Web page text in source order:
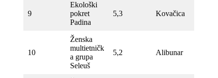
9
Ekološki
pokret
Padina
5,3 Kovačica
10
Ženska
multietničk
a grupa
Seleuš
5,2 Alibunar